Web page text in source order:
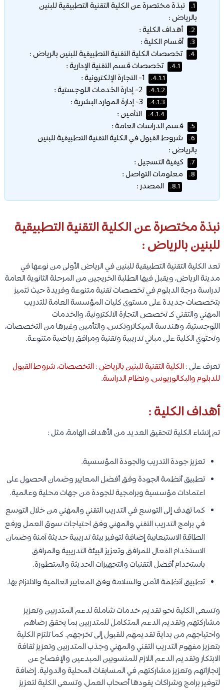
1.
نبذة مختصرة عن الكلية التقنية التطبيقية للبنين
بالرياض :
2. أهداف الكلية :
3. أقسام الكلية :
4. تخصصات الكلية التقنية التطبيقية للبنين بالرياض :
4.1. تخصصات قسم التقنية الإدارية :
4.1.1.
4.1.2.
4.1.3.
4.1.4. التأمين :
5. قسم الدراسات العامة :
6.
شروط القبول في الكلية التقنية التطبيقية للبنين
بالرياض :
7. كيفية التسجيل :
8. معلومات التواصل :
8.1. المصدر :
نبذة مختصرة عن الكلية التقنية التطبيقية
للبنين بالرياض :
تعد الكلية التقنية التطبيقية للبنين في الرياض الأولى من نوعها في
مدينة الرياض، ويقبل فيها الطلبة الخريجين من المرحلة الثانوية العامة
لدراسة درجة الدبلوم في تخصصات تقنية متنوعة وفريدة حيث تتميز
بتخصصات جديدة على مستوى كليات المؤسسة العامة للتدريب
المهني والتقني كـ تخصص التجارة الالكترونية، والخدمات
اللوجستية، وهندسة الميكاترونكس، والتأمين وغيرها من التخصصات،
وتحتوي الكلية على مباني تدريبية وتقنية ومرافق رياضية متنوعة.
تعرف على : الكلية التقنية للبنين بالرياض : التخصصات، شروط القبول
للدبلوم والبكالوريوس، ونظام الدراسة.
أهداف الكلية :
تم إنشاء الكلية لتحقيق العديد من الأهداف الهامة، مثل :
تعزيز جودة التدريب والجودة المؤسسية.
تطبيق أنظمة الجودة وفق أفضل المعايير وضمان الحصول على
اعتمادات مؤسسية وبرامجية للجودة من جهات محلية وعالمية.
كما تهدف إلى التوسع في التدريب التقني والمهني من خلال التوسع
في برامج التدريب التقني والمهني وفق احتياجات سوق العمل ورفع
الطاقة الاستيعابية إضافة لتوفير بيئة تدريبية حديثة آمنة وضمان
الاستخدام الفعال للمرافق وتعزيز البيئة التدريبية والمرافق
باستخدام أفضل التقنيات والتجهيزات الحديثة والمتطورة.
تطبيق أنظمة الأمن والسلامة وفق المعايير العالمية والالتزام بها.
وتسعى الكلية نحو تقديم خدمات شاملة لدعم المتدربين وتعزيز
مشاركتهم وتقديم الدعم المتكامل للمتدربين بما يحقق رضاهم
واحتياجهم من بداية تقديمهم للقبول إلى تخرجهم. كما تلتزم الكلية
بتعزيز مفهوم التدريب التقني والمهني وجذب المتدربين وتعزيز ثقافة
الابتكار وتقديم الدعم اللازم للمنسوبين المبدعين والإفصاح عن
إنجازاتهم وتعزيز مشاركتهم في المسابقات المحلية والدولية. إضافة
لتوفير برامج وشراكات يقودها أصحاب العمل، وتسعى الكلية لتعزيز